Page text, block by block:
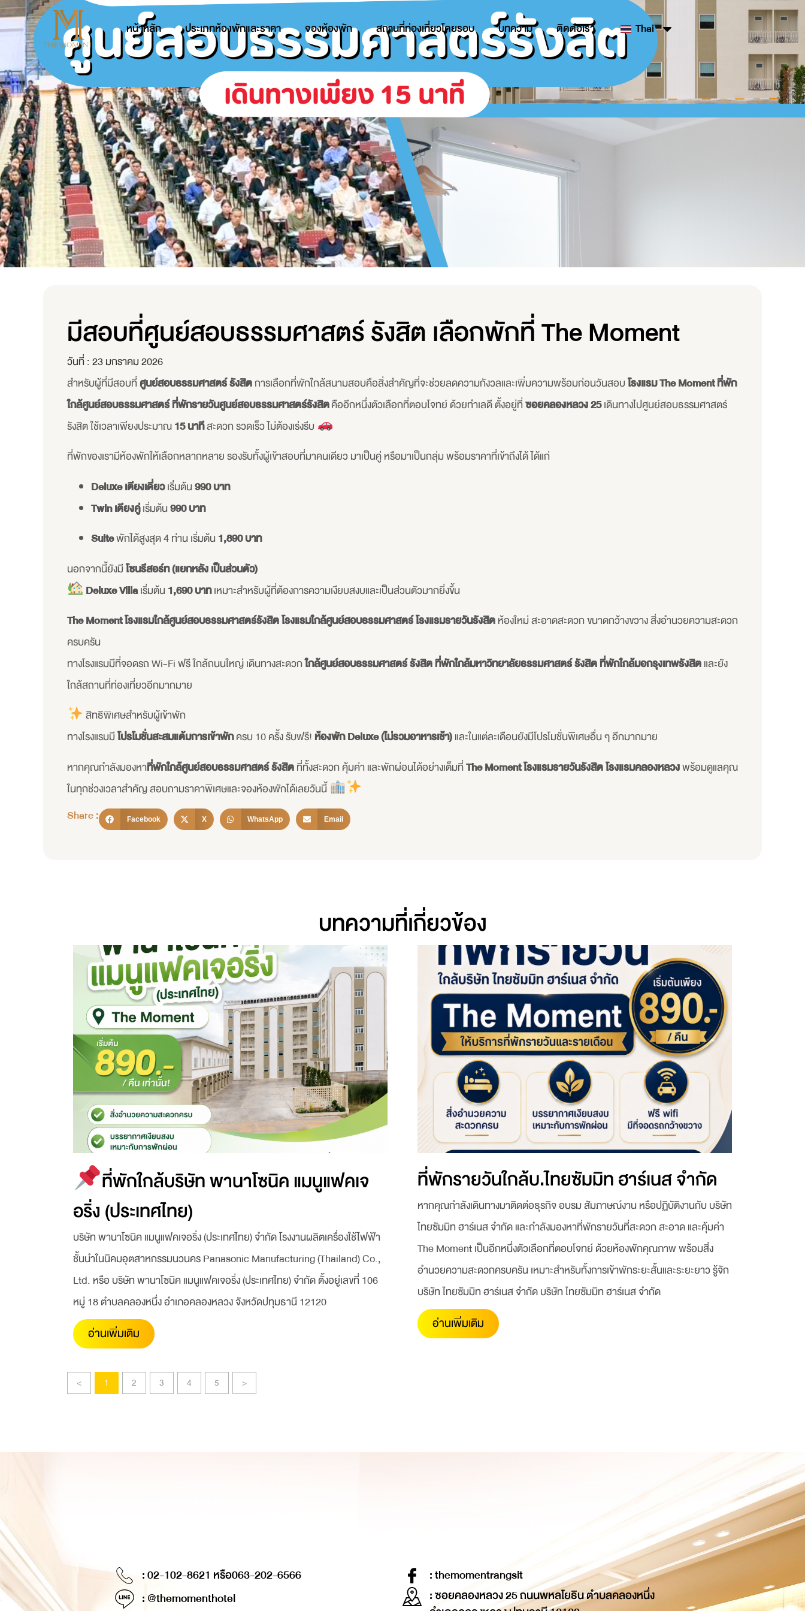
หน้าหลัก ประเภทห้องพักและราคา จองห้องพัก สถานที่ท่องเที่ยวโดยรอบ บทความ ติดต่อเรา Thai
มีสอบที่ศูนย์สอบธรรมศาสตร์ รังสิต เลือกพักที่ The Moment
วันที่ :23 มกราคม 2026
สำหรับผู้ที่มีสอบที่ ศูนย์สอบธรรมศาสตร์ รังสิตการเลือกที่พักใกล้สนามสอบคือสิ่งสำคัญที่จะช่วยลดความกังวลและเพิ่มความพร้อมก่อนวันสอบโรงแรม The Moment ที่พัก
ใกล้ศูนย์สอบธรรมศาสตร์ ที่พักรายวันศูนย์สอบธรรมศาสตร์รังสิตคืออีกหนึ่งตัวเลือกที่ตอบโจทย์ ด้วยทำเลดี ตั้งอยู่ที่ซอยคลองหลวง 25เดินทางไปศูนย์สอบธรรมศาสตร์
รังสิต ใช้เวลาเพียงประมาณ15 นาทีสะดวก รวดเร็ว ไม่ต้องเร่งรีบ
ที่พักของเรามีห้องพักให้เลือกหลากหลาย รองรับทั้งผู้เข้าสอบที่มาคนเดียว มาเป็นคู่ หรือมาเป็นกลุ่ม พร้อมราคาที่เข้าถึงได้ ได้แก่
Deluxe เตียงเดี่ยวเริ่มต้น990 บาท
Twin เตียงคู่เริ่มต้น990 บาท
Suiteพักได้สูงสุด 4 ท่าน เริ่มต้น 1,890 บาท
นอกจากนี้ยังมีโซนรีสอร์ท (แยกหลัง เป็นส่วนตัว)
Deluxe Villaเริ่มต้น 1,690 บาทเหมาะสำหรับผู้ที่ต้องการความเงียบสงบและเป็นส่วนตัวมากยิ่งขึ้น
The Momentโรงแรมใกล้ศูนย์สอบธรรมศาสตร์รังสิต โรงแรมใกล้ศูนย์สอบธรรมศาสตร์ โรงแรมรายวันรังสิตห้องใหม่ สะอาดสะดวก ขนาดกว้างขวาง สิ่งอำนวยความสะดวก
ครบครัน
ทางโรงแรมมีที่จอดรถ Wi-Fi ฟรี ใกล้ถนนใหญ่ เดินทางสะดวกใกล้ศูนย์สอบธรรมศาสตร์ รังสิตที่พักใกล้มหาวิทยาลัยธรรมศาสตร์ รังสิตที่พักใกล้มอกรุงเทพรังสิตและยัง
ใกล้สถานที่ท่องเที่ยวอีกมากมาย
สิทธิพิเศษสำหรับผู้เข้าพัก
ทางโรงแรมมีโปรโมชั่นสะสมแต้มการเข้าพักครบ 10 ครั้ง รับฟรี! ห้องพัก Deluxe (ไม่รวมอาหารเช้า)และในแต่ละเดือนยังมีโปรโมชั่นพิเศษอื่น ๆ อีกมากมาย
หากคุณกำลังมองหาที่พักใกล้ศูนย์สอบธรรมศาสตร์ รังสิตที่ทั้งสะดวก คุ้มค่า และพักผ่อนได้อย่างเต็มที่The Moment โรงแรมรายวันรังสิต โรงแรมคลองหลวงพร้อมดูแลคุณ
ในทุกช่วงเวลาสำคัญ สอบถามราคาพิเศษและจองห้องพักได้เลยวันนี้
Share :
Facebook X WhatsApp Email
บทความที่เกี่ยวข้อง
ที่พักใกล้บริษัท พานาโซนิค แมนูแฟคเจ
อริ่ง (ประเทศไทย)
บริษัท พานาโซนิค แมนูแฟคเจอริ่ง (ประเทศไทย) จำกัด โรงงานผลิตเครื่องใช้ไฟฟ้า
ชั้นนำในนิคมอุตสาหกรรมนวนคร Panasonic Manufacturing (Thailand) Co.,
Ltd. หรือ บริษัท พานาโซนิค แมนูแฟคเจอริ่ง (ประเทศไทย) จำกัด ตั้งอยู่เลขที่ 106
หมู่ 18 ตำบลคลองหนึ่ง อำเภอคลองหลวง จังหวัดปทุมธานี 12120
อ่านเพิ่มเติม
ที่พักรายวันใกล้บ.ไทยซัมมิท ฮาร์เนส จำกัด
หากคุณกำลังเดินทางมาติดต่อธุรกิจ อบรม สัมภาษณ์งาน หรือปฏิบัติงานกับ บริษัท
ไทยซัมมิท ฮาร์เนส จำกัด และกำลังมองหาที่พักรายวันที่สะดวก สะอาด และคุ้มค่า
The Moment เป็นอีกหนึ่งตัวเลือกที่ตอบโจทย์ ด้วยห้องพักคุณภาพ พร้อมสิ่ง
อำนวยความสะดวกครบครัน เหมาะสำหรับทั้งการเข้าพักระยะสั้นและระยะยาว รู้จัก
บริษัท ไทยซัมมิท ฮาร์เนส จำกัด บริษัท ไทยซัมมิท ฮาร์เนส จำกัด
อ่านเพิ่มเติม
< 1 2 3 4 5 >
: 02-102-8621 หรือ063-202-6566
: @themomenthotel
: themomentrangsit
: ซอยคลองหลวง 25 ถนนพหลโยธิน ตำบลคลองหนึ่ง